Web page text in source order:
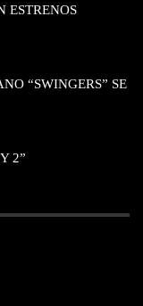
ESTRENOS
“SWINGERS” SE
2”